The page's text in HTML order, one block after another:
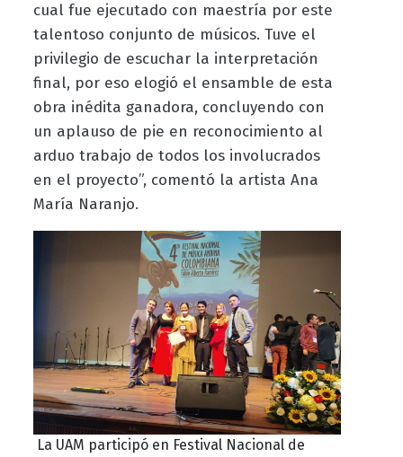
cual fue ejecutado con maestría por este
talentoso conjunto de músicos. Tuve el
privilegio de escuchar la interpretación
final, por eso elogió el ensamble de esta
obra inédita ganadora, concluyendo con
un aplauso de pie en reconocimiento al
arduo trabajo de todos los involucrados
en el proyecto”, comentó la artista Ana
María Naranjo.
La UAM participó en Festival Nacional de